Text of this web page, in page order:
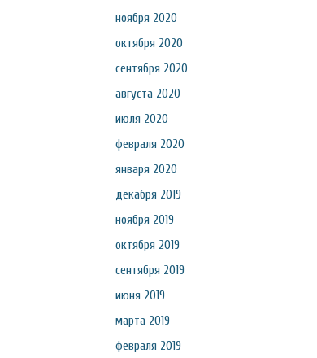
ноября 2020
октября 2020
сентября 2020
августа 2020
июля 2020
февраля 2020
января 2020
декабря 2019
ноября 2019
октября 2019
сентября 2019
июня 2019
марта 2019
февраля 2019